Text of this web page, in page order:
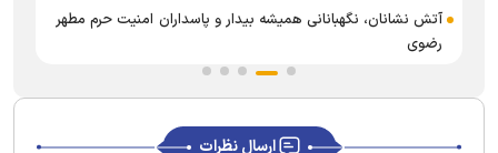
آتش نشانان، نگهبانانی همیشه بیدار و پاسداران امنیت حرم مطهر
رضوی
ارسال نظرات